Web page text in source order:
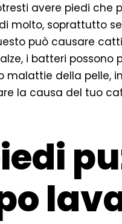
avere piedi che
molto, soprattutto
può causare
i batteri
malattie della pelle,
la causa del tuo